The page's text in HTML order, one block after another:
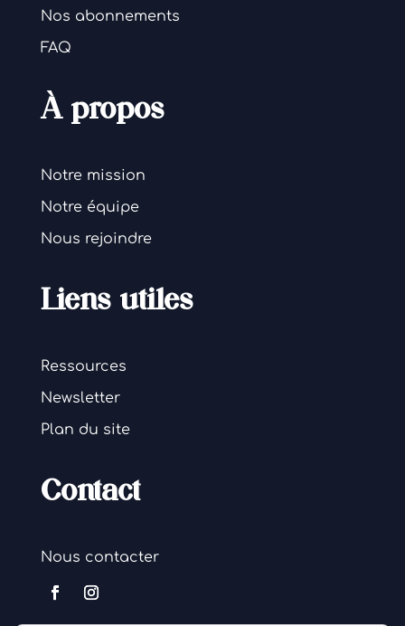
Nos abonnements
FAQ
À propos
Notre mission
Notre équipe
Nous rejoindre
Liens utiles
Ressources
Newsletter
Plan du site
Contact
Nous contacter